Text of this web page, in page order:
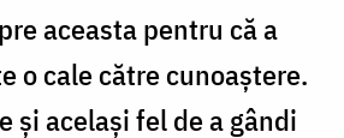
aceasta pentru că a
o cale către cunoaștere.
și același fel de a gândi